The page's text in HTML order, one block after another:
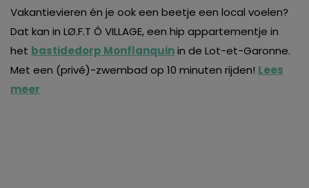
Vakantievieren én je ook een beetje een local voelen?
Dat kan in LØ.F.T Ô VILLAGE, een hip appartementje in
het bastidedorp Monflanquinin de Lot-et-Garonne.
Met een (privé)-zwembad op 10 minuten rijden! Lees
meer